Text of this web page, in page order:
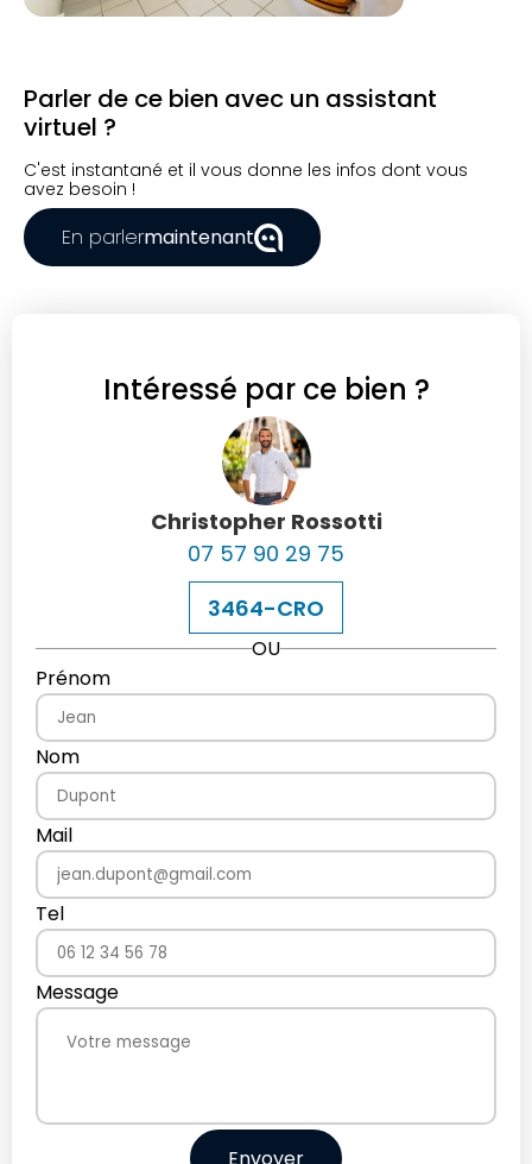
Parler de ce bien avec un assistant
virtuel ?
C'est instantané et il vous donne les infos dont vous
avez besoin !
En parlermaintenant
Intéressé par ce bien ?
Christopher Rossotti
07 57 90 29 75
3464-CRO
OU
Prénom
Nom
Mail
Tel
Message